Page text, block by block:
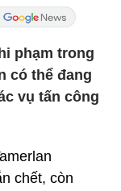
phạm trong
có thể đang
vụ tấn công
chết, còn